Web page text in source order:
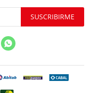
SUSCRIBIRME
